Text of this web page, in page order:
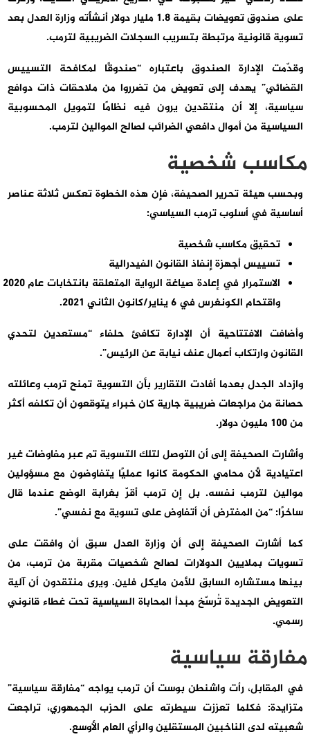
على صندوق تعويضات بقيمة 1.8 مليار دولار أنشأته وزارة العدل بعد
تسوية قانونية مرتبطة بتسريب السجلات الضريبية لترمب.
وقدّمت الإدارة الصندوق باعتباره “صندوقًا لمكافحة التسييس
القضائي” يهدف إلى تعويض من تضرروا من ملاحقات ذات دوافع
سياسية، إلا أن منتقدين يرون فيه نظامًا لتمويل المحسوبية
السياسية من أموال دافعي الضرائب لصالح الموالين لترمب.
مكاسب شخصية
وبحسب هيئة تحرير الصحيفة، فإن هذه الخطوة تعكس ثلاثة عناصر
أساسية في أسلوب ترمب السياسي:
تحقيق مكاسب شخصية
تسييس أجهزة إنفاذ القانون الفيدرالية
الاستمرار في إعادة صياغة الرواية المتعلقة بانتخابات عام 2020
واقتحام الكونغرس في 6 يناير/كانون الثاني 2021.
وأضافت الافتتاحية أن الإدارة تكافئ حلفاء “مستعدين لتحدي
القانون وارتكاب أعمال عنف نيابة عن الرئيس”.
وازداد الجدل بعدما أفادت التقارير بأن التسوية تمنح ترمب وعائلته
حصانة من مراجعات ضريبية جارية كان خبراء يتوقعون أن تكلفه أكثر
من 100 مليون دولار.
وأشارت الصحيفة إلى أن التوصل لتلك التسوية تم عبر مفاوضات غير
اعتيادية لأن محامي الحكومة كانوا عمليًا يتفاوضون مع مسؤولين
موالين لترمب نفسه. بل إن ترمب أقرّ بغرابة الوضع عندما قال
ساخرًا: “من المفترض أن أتفاوض على تسوية مع نفسي”.
كما أشارت الصحيفة إلى أن وزارة العدل سبق أن وافقت على
تسويات بملايين الدولارات لصالح شخصيات مقربة من ترمب، من
بينها مستشاره السابق للأمن مايكل فلين. ويرى منتقدون أن آلية
التعويض الجديدة تُرسّخ مبدأ المحاباة السياسية تحت غطاء قانوني
رسمي.
مفارقة سياسية
في المقابل، رأت واشنطن بوست أن ترمب يواجه “مفارقة سياسية”
متزايدة: فكلما تعززت سيطرته على الحزب الجمهوري، تراجعت
شعبيته لدى الناخبين المستقلين والرأي العام الأوسع.